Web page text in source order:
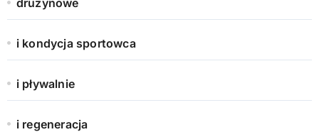
i kondycja sportowca
i pływalnie
i regeneracja